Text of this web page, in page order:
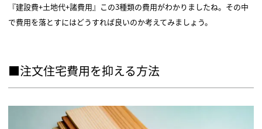
『建設費+土地代+諸費用』この3種類の費用がわかりましたね。その中
で費用を落とすにはどうすれば良いのか考えてみましょう。
■注文住宅費用を抑える方法